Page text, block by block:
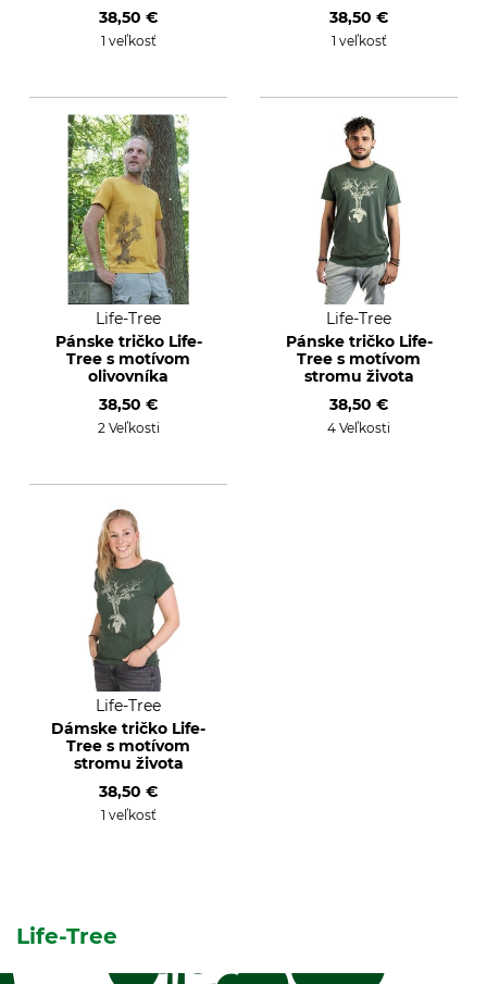
38,50 €
1 veľkosť
38,50 €
1 veľkosť
Life-Tree
Pánske tričko Life-
Tree s motívom
olivovníka
38,50 €
2 Veľkosti
Life-Tree
Pánske tričko Life-
Tree s motívom
stromu života
38,50 €
4 Veľkosti
Life-Tree
Dámske tričko Life-
Tree s motívom
stromu života
38,50 €
1 veľkosť
Life-Tree